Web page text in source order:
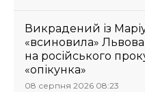
Викрадений із
«всиновила»
на російського
«опікунка»
08 серпня 2026 08:23